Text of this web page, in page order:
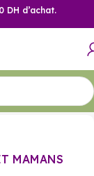
d’achat.
MAMANS